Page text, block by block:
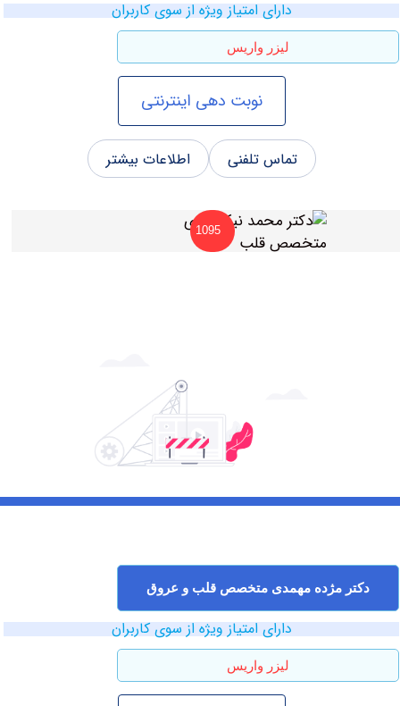
دارای امتیاز ویژه از سوی کاربران
لیزر واریس
نوبت دهی اینترنتی
تماس تلفنی اطلاعات بیشتر
مژده مهمدی متخصص قلب و عروق
دارای امتیاز ویژه از سوی کاربران
لیزر واریس